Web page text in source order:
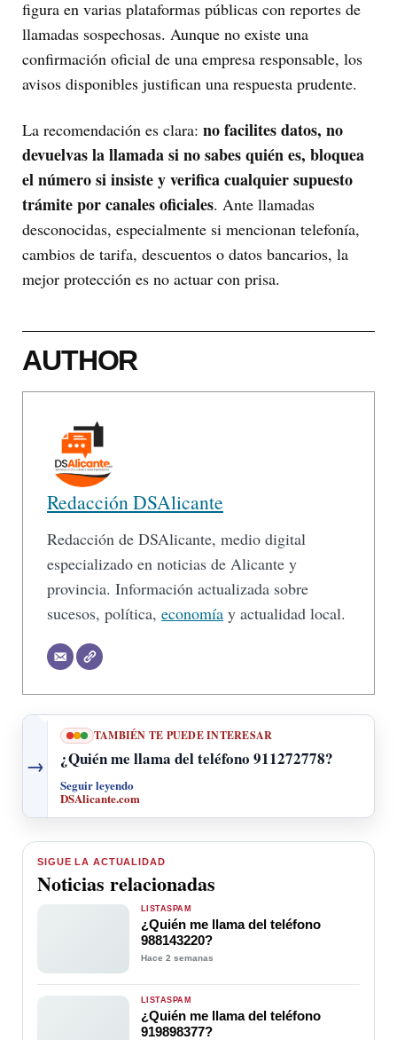
figura en varias plataformas públicas con reportes de
llamadas sospechosas. Aunque no existe una
confirmación oficial de una empresa responsable, los
avisos disponibles justifican una respuesta prudente.
La recomendación es clara: no facilites datos, no
devuelvas la llamada si no sabes quién es, bloquea
el número si insiste y verifica cualquier supuesto
trámite por canales oficiales. Ante llamadas
desconocidas, especialmente si mencionan telefonía,
cambios de tarifa, descuentos o datos bancarios, la
mejor protección es no actuar con prisa.
AUTHOR
Redacción DSAlicante
Redacción de DSAlicante, medio digital
especializado en noticias de Alicante y
provincia. Información actualizada sobre
sucesos, política, economía y actualidad local.
→
TAMBIÉN TE PUEDE INTERESAR
¿Quién me llama del teléfono 911272778?
Seguir leyendo
DSAlicante.com
SIGUE LA ACTUALIDAD
Noticias relacionadas
LISTASPAM
¿Quién me llama del teléfono
988143220?
Hace 2 semanas
LISTASPAM
¿Quién me llama del teléfono
919898377?